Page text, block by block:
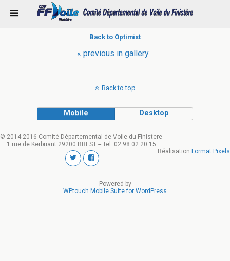
Back to Optimist
« previous in gallery
Back to top
Mobile Desktop
© 2014-2016 Comité Départemental de Voile du Finistere
1 rue de Kerbriant 29200 BREST -- Tel. 02 98 02 20 15
Réalisation Format Pixels
Powered by
WPtouch Mobile Suite for WordPress